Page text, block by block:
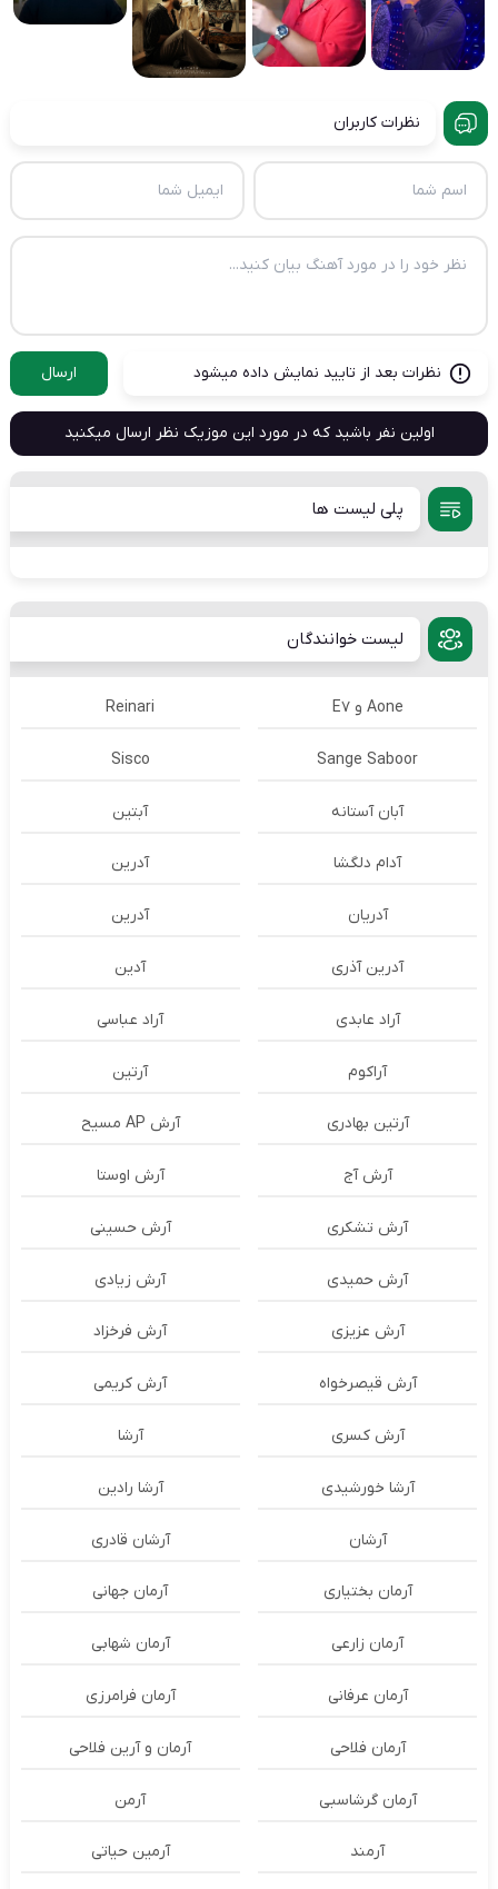
نظرات کاربران
نظرات بعد از تایید نمایش داده میشود ارسال
اولین نفر باشید که در مورد این موزیک نظر ارسال میکنید
پلی لیست ها
لیست خوانندگان
Aone و E7 Reinari
Sange Saboor
Sisco
آبان آستانه آبتین
آدام دلگشا آدرين
آدریان آدرین
آدرین آذری آدین
آراد عابدی آراد عباسی
آراکوم آرتین
آرتین بهادری آرش AP مسیح
آرش آج آرش اوستا
آرش تشکری آرش حسینی
آرش حمیدی آرش زیادی
آرش عزیزی آرش فرخزاد
آرش قیصرخواه آرش کریمی
آرش کسری آرشا
آرشا خورشیدی آرشا رادین
آرشان آرشان قادری
آرمان بختیاری آرمان جهانی
آرمان زارعی آرمان شهابی
آرمان عرفانی آرمان فرامرزی
آرمان فلاحی آرمان و آرین فلاحی
آرمان گرشاسبی آرمن
آرمند آرمین حیاتی